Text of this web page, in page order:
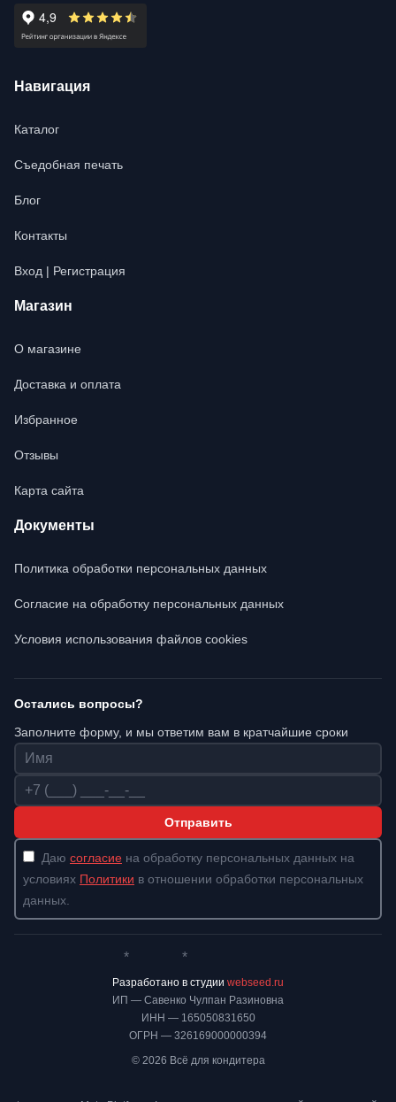
Навигация
Каталог
Съедобная печать
Блог
Контакты
Вход | Регистрация
Магазин
О магазине
Доставка и оплата
Избранное
Отзывы
Карта сайта
Документы
Политика обработки персональных данных
Согласие на обработку персональных данных
Условия использования файлов cookies
Остались вопросы?
Заполните форму, и мы ответим вам в кратчайшие сроки
Имя
Телефон
Отправить
Даю согласие на обработку персональных данных на
условиях Политики в отношении обработки персональных
данных.
ИП — Савенко Чулпан Разиновна
ИНН — 165050831650
ОГРН — 326169000000394
© 2026 Всё для кондитера
* *
Разработано в студии webseed.ru